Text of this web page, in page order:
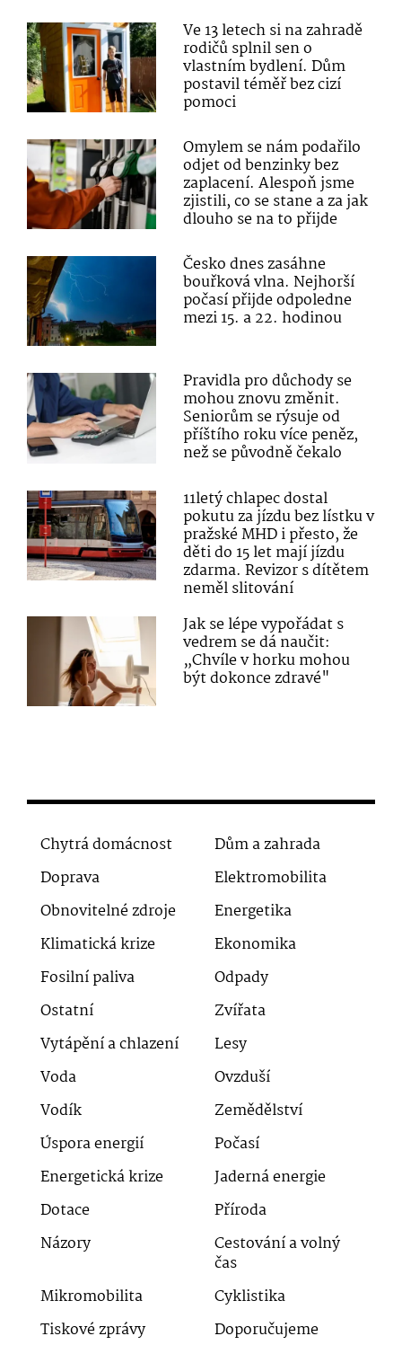
Ve 13 letech si na zahradě
rodičů splnil sen o
vlastním bydlení. Dům
postavil téměř bez cizí
pomoci
Omylem se nám podařilo
odjet od benzinky bez
zaplacení. Alespoň jsme
zjistili, co se stane a za jak
dlouho se na to přijde
Česko dnes zasáhne
bouřková vlna. Nejhorší
počasí přijde odpoledne
mezi 15. a 22. hodinou
Pravidla pro důchody se
mohou znovu změnit.
Seniorům se rýsuje od
příštího roku více peněz,
než se původně čekalo
11letý chlapec dostal
pokutu za jízdu bez lístku v
pražské MHD i přesto, že
děti do 15 let mají jízdu
zdarma. Revizor s dítětem
neměl slitování
Jak se lépe vypořádat s
vedrem se dá naučit:
„Chvíle v horku mohou
být dokonce zdravé"
Chytrá domácnost
Dům a zahrada
Doprava
Elektromobilita
Obnovitelné zdroje
Energetika
Klimatická krize
Ekonomika
Fosilní paliva
Odpady
Ostatní
Zvířata
Vytápění a chlazení
Lesy
Voda
Ovzduší
Vodík
Zemědělství
Úspora energií
Počasí
Energetická krize
Jaderná energie
Dotace
Příroda
Názory
Cestování a volný
čas
Mikromobilita
Cyklistika
Tiskové zprávy
Doporučujeme